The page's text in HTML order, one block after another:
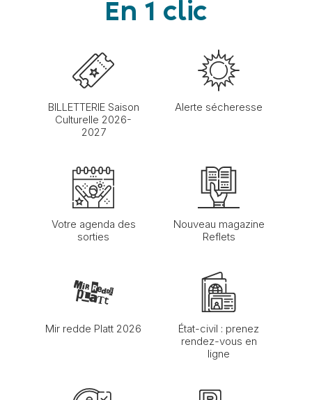
En 1 clic
BILLETTERIE Saison
Culturelle 2026-
2027
Alerte sécheresse
Votre agenda des
sorties
Nouveau magazine
Reflets
Mir redde Platt 2026
État-civil : prenez
rendez-vous en
ligne